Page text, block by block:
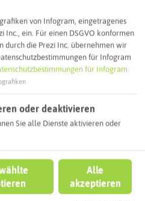
von Infogram, eingetragenes
Inc., ein. Für einen DSGVO konformen
durch die Prezi Inc. übernehmen wir
für Infogram
für Infogram
oder deaktivieren
Sie alle Dienste aktivieren oder
Alle
akzeptieren